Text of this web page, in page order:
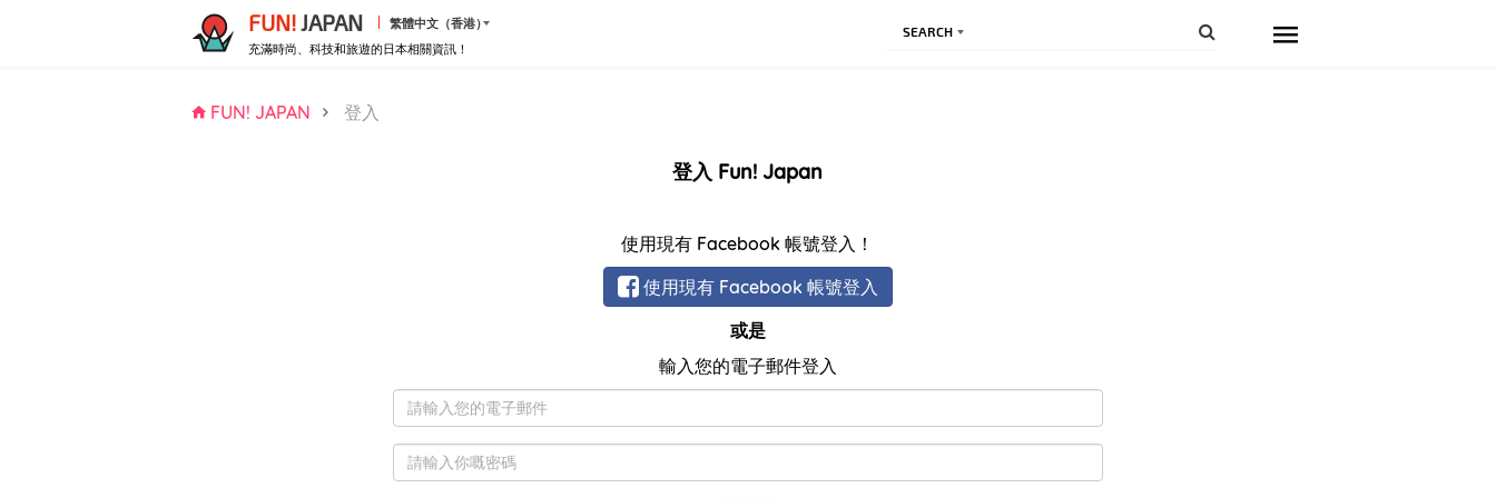
FUN! JAPAN 繁體中文（香港）
充滿時尚、科技和旅遊的日本相關資訊！
SEARCH
FUN! JAPAN 登入
登入 Fun! Japan
使用現有 Facebook 帳號登入！
使用現有 Facebook 帳號登入
或是
輸入您的電子郵件登入
子
郵
碼